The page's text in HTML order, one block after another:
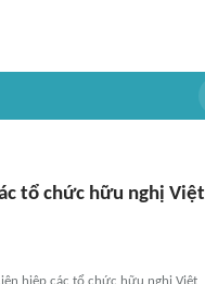
tổ chức hữu nghị Việt